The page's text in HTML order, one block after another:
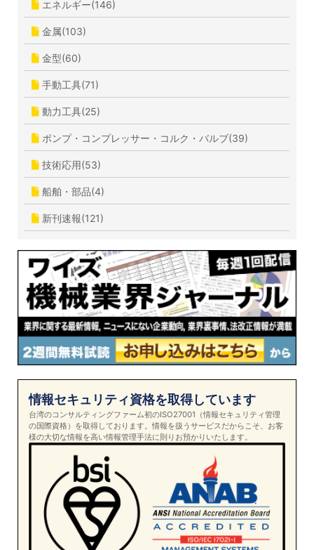
エネルギー(146)
金属(103)
金型(60)
手動工具(71)
動力工具(25)
ポンプ・コンプレッサー・コルク・バルブ(39)
技術応用(53)
船舶・部品(4)
新刊速報(121)
情報セキュリティ資格を取得しています
台湾のコンサルティングファーム初のISO27001（情報セキュリティ管理
の国際資格）を取得しております。情報を扱うサービスだからこそ、お客
様の大切な情報を高い情報管理手法に則りお預かりいたします。